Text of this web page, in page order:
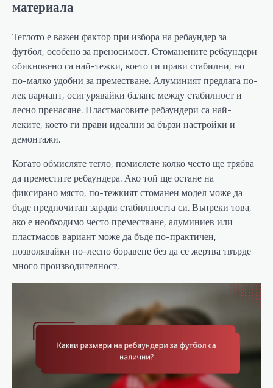
материала
Теглото е важен фактор при избора на ребаундер за
футбол, особено за преносимост. Стоманените ребаундери
обикновено са най-тежки, което ги прави стабилни, но
по-малко удобни за преместване. Алуминият предлага по-
лек вариант, осигурявайки баланс между стабилност и
лесно пренасяне. Пластмасовите ребаундери са най-
леките, което ги прави идеални за бързи настройки и
демонтажи.
Когато обмисляте тегло, помислете колко често ще трябва
да преместите ребаундера. Ако той ще остане на
фиксирано място, по-тежкият стоманен модел може да
бъде предпочитан заради стабилността си. Въпреки това,
ако е необходимо често преместване, алуминиев или
пластмасов вариант може да бъде по-практичен,
позволявайки по-лесно боравене без да се жертва твърде
много производителност.